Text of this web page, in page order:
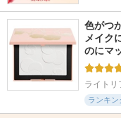
色がつ
メイク
のにマ
ライトリ
ランキン